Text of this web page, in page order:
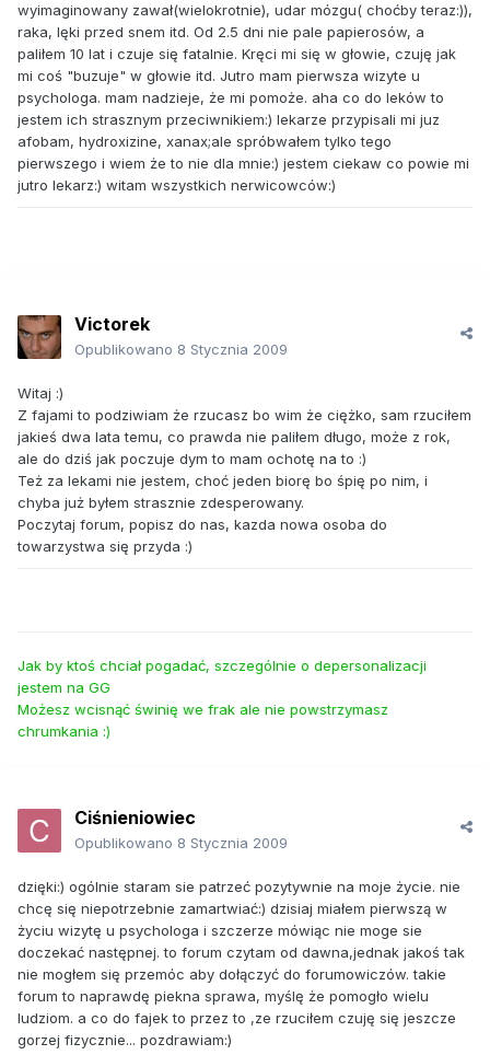
wyimaginowany zawał(wielokrotnie), udar mózgu( choćby teraz:)),
raka, lęki przed snem itd. Od 2.5 dni nie pale papierosów, a
paliłem 10 lat i czuje się fatalnie. Kręci mi się w głowie, czuję jak
mi coś "buzuje" w głowie itd. Jutro mam pierwsza wizyte u
psychologa. mam nadzieje, że mi pomoże. aha co do leków to
jestem ich strasznym przeciwnikiem:) lekarze przypisali mi juz
afobam, hydroxizine, xanax;ale spróbwałem tylko tego
pierwszego i wiem że to nie dla mnie:) jestem ciekaw co powie mi
jutro lekarz:) witam wszystkich nerwicowców:)
Victorek
Opublikowano 8 Stycznia 2009
Witaj :)
Z fajami to podziwiam że rzucasz bo wim że ciężko, sam rzuciłem
jakieś dwa lata temu, co prawda nie paliłem długo, może z rok,
ale do dziś jak poczuje dym to mam ochotę na to :)
Też za lekami nie jestem, choć jeden biorę bo śpię po nim, i
chyba już byłem strasznie zdesperowany.
Poczytaj forum, popisz do nas, kazda nowa osoba do
towarzystwa się przyda :)
Jak by ktoś chciał pogadać, szczególnie o depersonalizacji
jestem na GG
Możesz wcisnąć świnię we frak ale nie powstrzymasz
chrumkania :)
Ciśnieniowiec
Opublikowano 8 Stycznia 2009
dzięki:) ogólnie staram sie patrzeć pozytywnie na moje życie. nie
chcę się niepotrzebnie zamartwiać:) dzisiaj miałem pierwszą w
życiu wizytę u psychologa i szczerze mówiąc nie moge sie
doczekać następnej. to forum czytam od dawna,jednak jakoś tak
nie mogłem się przemóc aby dołączyć do forumowiczów. takie
forum to naprawdę piekna sprawa, myślę że pomogło wielu
ludziom. a co do fajek to przez to ,ze rzuciłem czuję się jeszcze
gorzej fizycznie... pozdrawiam:)